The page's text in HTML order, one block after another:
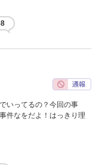
いってるの？今回の事
件なをだよ！はっきり理